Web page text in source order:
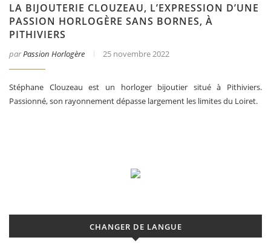
LA BIJOUTERIE CLOUZEAU, L’EXPRESSION D’UNE
PASSION HORLOGÈRE SANS BORNES, À
PITHIVIERS
parPassion Horlogère 25 novembre 2022
Stéphane Clouzeau est un horloger bijoutier situé à Pithiviers.
Passionné, son rayonnement dépasse largement les limites du Loiret.
CHANGER DE LANGUE